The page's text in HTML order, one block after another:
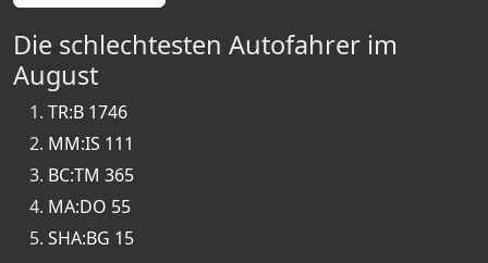
Die schlechtesten Autofahrer im
August
TR:B 1746
MM:IS 111
BC:TM 365
MA:DO 55
SHA:BG 15